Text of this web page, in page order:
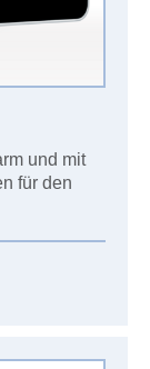
und mit
für den